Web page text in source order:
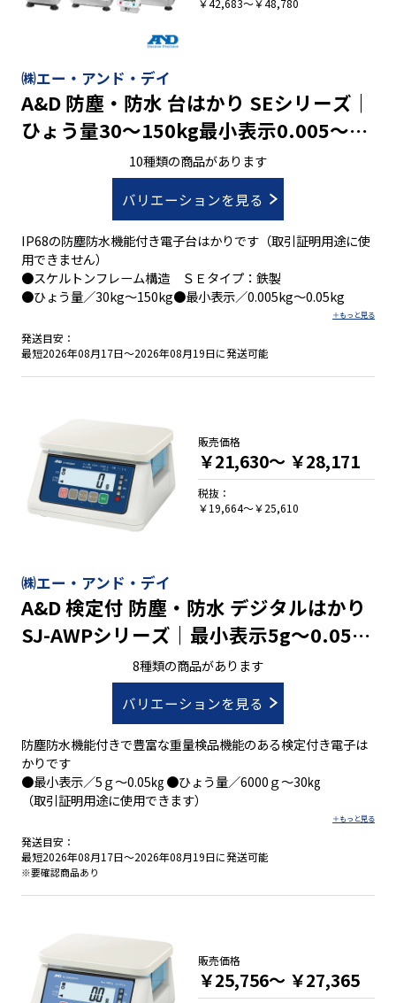
㈱エー・アンド・デイ
A&D 防塵・防水 台はかり SEシリーズ｜
ひょう量30～150kg最小表示0.005～
10種類の商品があります
バリエーションを見る
IP68の防塵防水機能付き電子台はかりです（取引証明用途に使
用できません）
●スケルトンフレーム構造 ＳＥタイプ：鉄製
●ひょう量／30kg～150kg●最小表示／0.005kg～0.05kg
発送目安：
最短2026年08月17日～2026年08月19日に発送可能
￥42,683～￥48,780
㈱エー・アンド・デイ
A&D 検定付 防塵・防水 デジタルはかり
SJ-AWPシリーズ｜最小表示5g～0.05㎏
ひょう量6000g～30㎏
8種類の商品があります
バリエーションを見る
防塵防水機能付きで豊富な重量検品機能のある検定付き電子は
かりです
●最小表示／5ｇ～0.05㎏ ●ひょう量／6000ｇ～30㎏
（取引証明用途に使用できます）
発送目安：
最短2026年08月17日～2026年08月19日に発送可能
※要確認商品あり
販売価格
￥21,630～ ￥28,171
税抜：
￥19,664～￥25,610
販売価格
￥25,756～ ￥27,365